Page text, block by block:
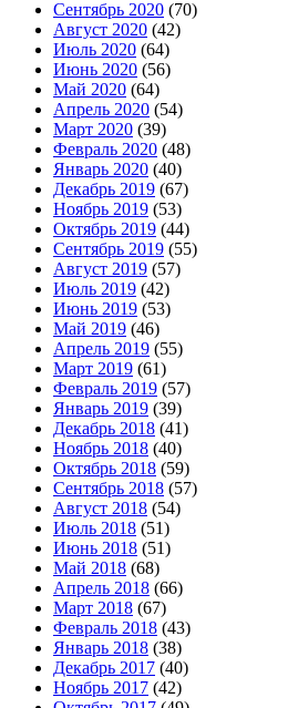
Сентябрь 2020 (70)
Август 2020 (42)
Июль 2020 (64)
Июнь 2020 (56)
Май 2020 (64)
Апрель 2020 (54)
Март 2020 (39)
Февраль 2020 (48)
Январь 2020 (40)
Декабрь 2019 (67)
Ноябрь 2019 (53)
Октябрь 2019 (44)
Сентябрь 2019 (55)
Август 2019 (57)
Июль 2019 (42)
Июнь 2019 (53)
Май 2019 (46)
Апрель 2019 (55)
Март 2019 (61)
Февраль 2019 (57)
Январь 2019 (39)
Декабрь 2018 (41)
Ноябрь 2018 (40)
Октябрь 2018 (59)
Сентябрь 2018 (57)
Август 2018 (54)
Июль 2018 (51)
Июнь 2018 (51)
Май 2018 (68)
Апрель 2018 (66)
Март 2018 (67)
Февраль 2018 (43)
Январь 2018 (38)
Декабрь 2017 (40)
Ноябрь 2017 (42)